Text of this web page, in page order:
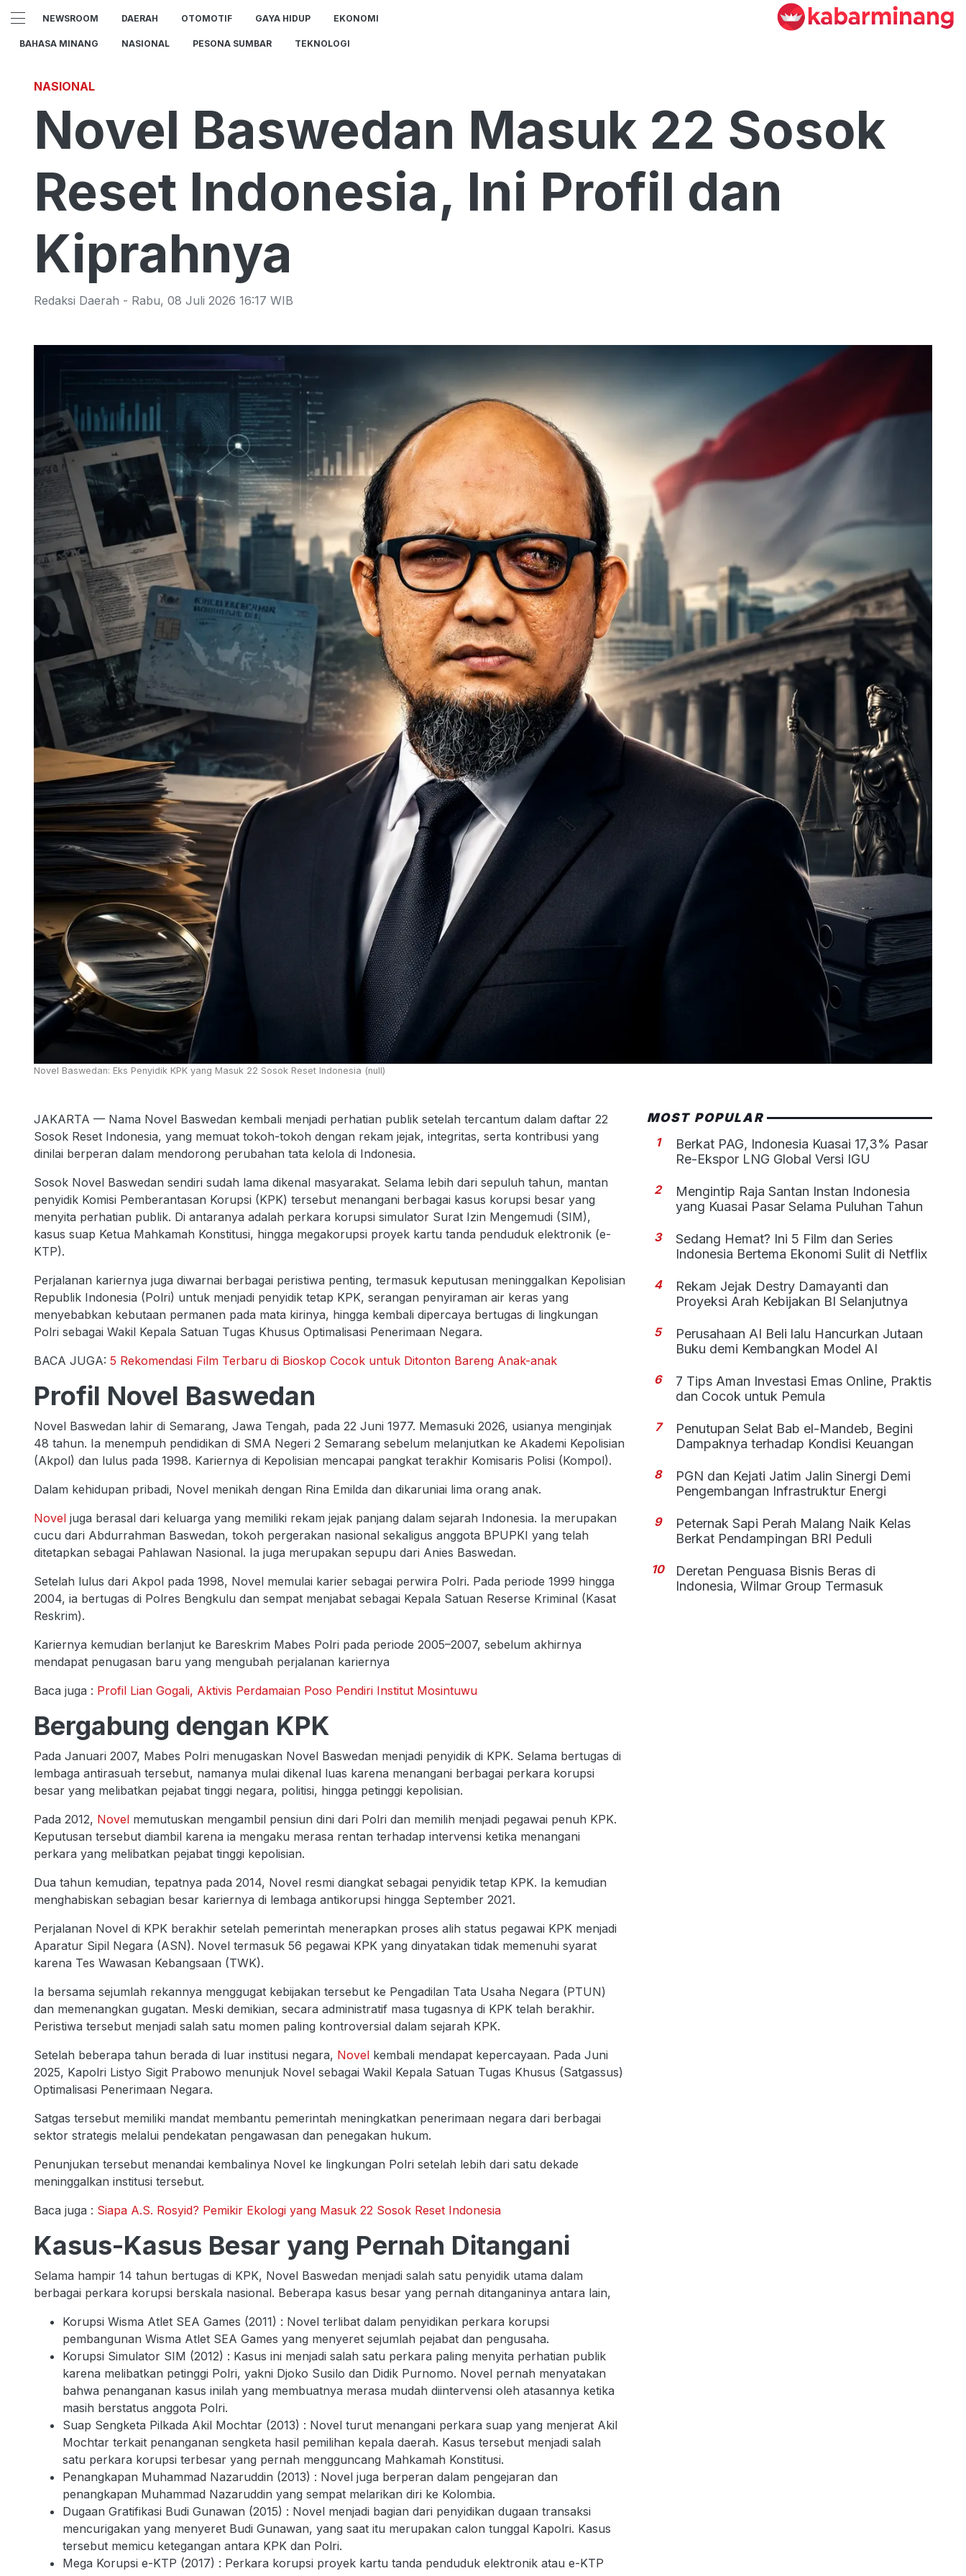
NEWSROOM DAERAH OTOMOTIF GAYA HIDUP EKONOMI
BAHASA MINANG NASIONAL PESONA SUMBAR TEKNOLOGI
NASIONAL
Novel Baswedan Masuk 22 Sosok
Reset Indonesia, Ini Profil dan
Kiprahnya
Redaksi Daerah - Rabu, 08 Juli 2026 16:17 WIB
Novel Baswedan: Eks Penyidik KPK yang Masuk 22 Sosok Reset Indonesia (null)
JAKARTA — Nama Novel Baswedan kembali menjadi perhatian publik setelah tercantum dalam daftar 22
Sosok Reset Indonesia, yang memuat tokoh-tokoh dengan rekam jejak, integritas, serta kontribusi yang
dinilai berperan dalam mendorong perubahan tata kelola di Indonesia.
Sosok Novel Baswedan sendiri sudah lama dikenal masyarakat. Selama lebih dari sepuluh tahun, mantan
penyidik Komisi Pemberantasan Korupsi (KPK) tersebut menangani berbagai kasus korupsi besar yang
menyita perhatian publik. Di antaranya adalah perkara korupsi simulator Surat Izin Mengemudi (SIM),
kasus suap Ketua Mahkamah Konstitusi, hingga megakorupsi proyek kartu tanda penduduk elektronik (e-
KTP).
Perjalanan kariernya juga diwarnai berbagai peristiwa penting, termasuk keputusan meninggalkan Kepolisian
Republik Indonesia (Polri) untuk menjadi penyidik tetap KPK, serangan penyiraman air keras yang
menyebabkan kebutaan permanen pada mata kirinya, hingga kembali dipercaya bertugas di lingkungan
Polri sebagai Wakil Kepala Satuan Tugas Khusus Optimalisasi Penerimaan Negara.
BACA JUGA: 5 Rekomendasi Film Terbaru di Bioskop Cocok untuk Ditonton Bareng Anak-anak
Profil Novel Baswedan
Novel Baswedan lahir di Semarang, Jawa Tengah, pada 22 Juni 1977. Memasuki 2026, usianya menginjak
48 tahun. Ia menempuh pendidikan di SMA Negeri 2 Semarang sebelum melanjutkan ke Akademi Kepolisian
(Akpol) dan lulus pada 1998. Kariernya di Kepolisian mencapai pangkat terakhir Komisaris Polisi (Kompol).
Dalam kehidupan pribadi, Novel menikah dengan Rina Emilda dan dikaruniai lima orang anak.
Novel juga berasal dari keluarga yang memiliki rekam jejak panjang dalam sejarah Indonesia. Ia merupakan
cucu dari Abdurrahman Baswedan, tokoh pergerakan nasional sekaligus anggota BPUPKI yang telah
ditetapkan sebagai Pahlawan Nasional. Ia juga merupakan sepupu dari Anies Baswedan.
Setelah lulus dari Akpol pada 1998, Novel memulai karier sebagai perwira Polri. Pada periode 1999 hingga
2004, ia bertugas di Polres Bengkulu dan sempat menjabat sebagai Kepala Satuan Reserse Kriminal (Kasat
Reskrim).
Kariernya kemudian berlanjut ke Bareskrim Mabes Polri pada periode 2005–2007, sebelum akhirnya
mendapat penugasan baru yang mengubah perjalanan kariernya
Baca juga : Profil Lian Gogali, Aktivis Perdamaian Poso Pendiri Institut Mosintuwu
Bergabung dengan KPK
Pada Januari 2007, Mabes Polri menugaskan Novel Baswedan menjadi penyidik di KPK. Selama bertugas di
lembaga antirasuah tersebut, namanya mulai dikenal luas karena menangani berbagai perkara korupsi
besar yang melibatkan pejabat tinggi negara, politisi, hingga petinggi kepolisian.
Pada 2012, Novel memutuskan mengambil pensiun dini dari Polri dan memilih menjadi pegawai penuh KPK.
Keputusan tersebut diambil karena ia mengaku merasa rentan terhadap intervensi ketika menangani
perkara yang melibatkan pejabat tinggi kepolisian.
Dua tahun kemudian, tepatnya pada 2014, Novel resmi diangkat sebagai penyidik tetap KPK. Ia kemudian
menghabiskan sebagian besar kariernya di lembaga antikorupsi hingga September 2021.
Perjalanan Novel di KPK berakhir setelah pemerintah menerapkan proses alih status pegawai KPK menjadi
Aparatur Sipil Negara (ASN). Novel termasuk 56 pegawai KPK yang dinyatakan tidak memenuhi syarat
karena Tes Wawasan Kebangsaan (TWK).
Ia bersama sejumlah rekannya menggugat kebijakan tersebut ke Pengadilan Tata Usaha Negara (PTUN)
dan memenangkan gugatan. Meski demikian, secara administratif masa tugasnya di KPK telah berakhir.
Peristiwa tersebut menjadi salah satu momen paling kontroversial dalam sejarah KPK.
Setelah beberapa tahun berada di luar institusi negara, Novel kembali mendapat kepercayaan. Pada Juni
2025, Kapolri Listyo Sigit Prabowo menunjuk Novel sebagai Wakil Kepala Satuan Tugas Khusus (Satgassus)
Optimalisasi Penerimaan Negara.
Satgas tersebut memiliki mandat membantu pemerintah meningkatkan penerimaan negara dari berbagai
sektor strategis melalui pendekatan pengawasan dan penegakan hukum.
Penunjukan tersebut menandai kembalinya Novel ke lingkungan Polri setelah lebih dari satu dekade
meninggalkan institusi tersebut.
Baca juga : Siapa A.S. Rosyid? Pemikir Ekologi yang Masuk 22 Sosok Reset Indonesia
Kasus-Kasus Besar yang Pernah Ditangani
Selama hampir 14 tahun bertugas di KPK, Novel Baswedan menjadi salah satu penyidik utama dalam
berbagai perkara korupsi berskala nasional. Beberapa kasus besar yang pernah ditanganinya antara lain,
Korupsi Wisma Atlet SEA Games (2011) : Novel terlibat dalam penyidikan perkara korupsi
pembangunan Wisma Atlet SEA Games yang menyeret sejumlah pejabat dan pengusaha.
Korupsi Simulator SIM (2012) : Kasus ini menjadi salah satu perkara paling menyita perhatian publik
karena melibatkan petinggi Polri, yakni Djoko Susilo dan Didik Purnomo. Novel pernah menyatakan
bahwa penanganan kasus inilah yang membuatnya merasa mudah diintervensi oleh atasannya ketika
masih berstatus anggota Polri.
Suap Sengketa Pilkada Akil Mochtar (2013) : Novel turut menangani perkara suap yang menjerat Akil
Mochtar terkait penanganan sengketa hasil pemilihan kepala daerah. Kasus tersebut menjadi salah
satu perkara korupsi terbesar yang pernah mengguncang Mahkamah Konstitusi.
Penangkapan Muhammad Nazaruddin (2013) : Novel juga berperan dalam pengejaran dan
penangkapan Muhammad Nazaruddin yang sempat melarikan diri ke Kolombia.
Dugaan Gratifikasi Budi Gunawan (2015) : Novel menjadi bagian dari penyidikan dugaan transaksi
mencurigakan yang menyeret Budi Gunawan, yang saat itu merupakan calon tunggal Kapolri. Kasus
tersebut memicu ketegangan antara KPK dan Polri.
Mega Korupsi e-KTP (2017) : Perkara korupsi proyek kartu tanda penduduk elektronik atau e-KTP
MOST POPULAR
1
Berkat PAG, Indonesia Kuasai 17,3% Pasar
Re-Ekspor LNG Global Versi IGU
2
Mengintip Raja Santan Instan Indonesia
yang Kuasai Pasar Selama Puluhan Tahun
3
Sedang Hemat? Ini 5 Film dan Series
Indonesia Bertema Ekonomi Sulit di Netflix
4
Rekam Jejak Destry Damayanti dan
Proyeksi Arah Kebijakan BI Selanjutnya
5
Perusahaan AI Beli lalu Hancurkan Jutaan
Buku demi Kembangkan Model AI
6
7 Tips Aman Investasi Emas Online, Praktis
dan Cocok untuk Pemula
7
Penutupan Selat Bab el-Mandeb, Begini
Dampaknya terhadap Kondisi Keuangan
8
PGN dan Kejati Jatim Jalin Sinergi Demi
Pengembangan Infrastruktur Energi
9
Peternak Sapi Perah Malang Naik Kelas
Berkat Pendampingan BRI Peduli
10
Deretan Penguasa Bisnis Beras di
Indonesia, Wilmar Group Termasuk